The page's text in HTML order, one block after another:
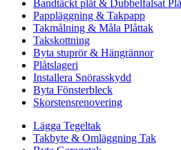
Bandtäckt plåt & Dubbelfalsat
Pappläggning & Takpapp
Takmålning & Måla Plåttak
Takskottning
Byta stuprör & Hängrännor
Plåtslageri
Installera Snörasskydd
Byta Fönsterbleck
Skorstensrenovering
Lägga Tegeltak
Takbyte & Omläggning Tak